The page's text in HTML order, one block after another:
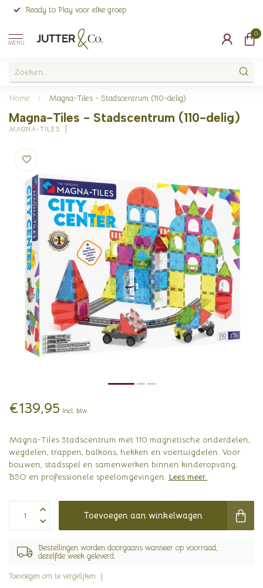
Ready to Play voor elke groep
MENU
0
Home / Magna-Tiles - Stadscentrum (110-delig)
Magna-Tiles - Stadscentrum (110-delig)
MAGNA-TILES
€139,95 Incl. btw
Magna-Tiles Stadscentrum met 110 magnetische onderdelen,
wegdelen, trappen, balkons, hekken en voertuigdelen. Voor
bouwen, stadsspel en samenwerken binnen kinderopvang,
BSO en professionele speelomgevingen. Lees meer.
Toevoegen aan winkelwagen
Bestellingen worden doorgaans wanneer op voorraad,
dezelfde week geleverd.
Toevoegen om te vergelijken